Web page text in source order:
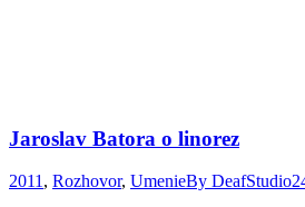
Jaroslav Batora o linorez
2011 , Rozhovor, UmenieBy DeafStudio